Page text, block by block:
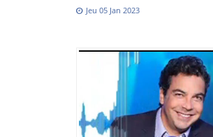
Jeu 05 Jan 2023